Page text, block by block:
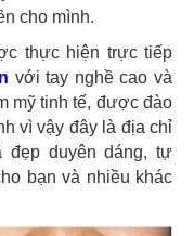
cho mình.
thực hiện trực tiếp
với tay nghề cao và
mỹ tinh tế, được đào
vì vậy đây là địa chỉ
đẹp duyên dáng, tự
bạn và nhiều khác